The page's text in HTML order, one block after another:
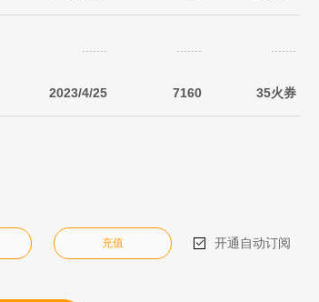
2023/4/25 7160 35火券
充值  开通自动订阅